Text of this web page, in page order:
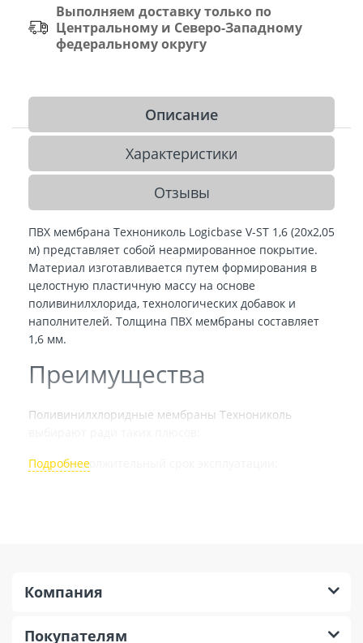
Выполняем доставку только по
Центральному и Северо-Западному
федеральному округу
Описание
Характеристики
Отзывы
ПВХ мембрана Технониколь Logicbase V-ST 1,6 (20х2,05
м) представляет собой неармированное покрытие.
Материал изготавливается путем формирования в
целостную пластичную массу на основе
поливинилхлорида, технологических добавок и
наполнителей. Толщина ПВХ мембраны составляет
1,6 мм.
Преимущества
Поливинилхлоридные мембраны Технониколь
продолжительный срок эксплуатации;
высокий уровень эластичности.
Полимерные мембраны отличаются фактурной
Компания
Покупателям